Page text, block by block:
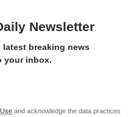
Newsletter
latest breaking news
your inbox.
and acknowledge the data practices